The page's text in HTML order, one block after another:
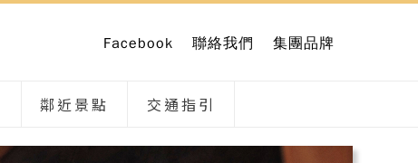
Facebook 聯絡我們 集團品牌
鄰近景點 交通指引